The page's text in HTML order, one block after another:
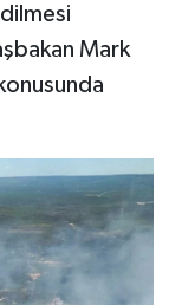
Mark